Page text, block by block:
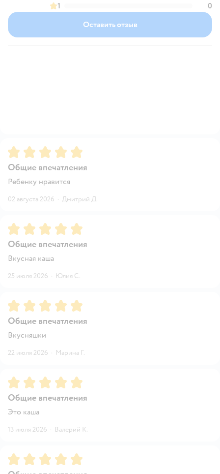
1
0
Оставить отзыв
Рейтинг:5
Общие впечатления
Ребенку нравится
02 августа 2026 · Дмитрий Д.
Рейтинг:5
Общие впечатления
Вкусная каша
25 июля 2026 · Юлия С.
Рейтинг:5
Общие впечатления
Вкусняшки
22 июля 2026 · Марина Г.
Рейтинг:5
Общие впечатления
Это каша
13 июля 2026 · Валерий К.
Рейтинг:5